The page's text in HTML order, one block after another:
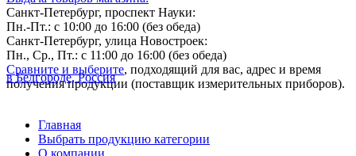
Санкт-Петербург, проспект Науки:
Пн.-Пт.: с 10:00 до 16:00 (без обеда)
Санкт-Петербург, улица Новостроек:
Пн., Ср., Пт.: с 11:00 до 16:00 (без обеда)
Сравните и выберите, подходящий для вас, адрес и время
получения продукции (поставщик измерительных приборов).
в Белгороде, Россия
Главная
Выбрать продукцию категории